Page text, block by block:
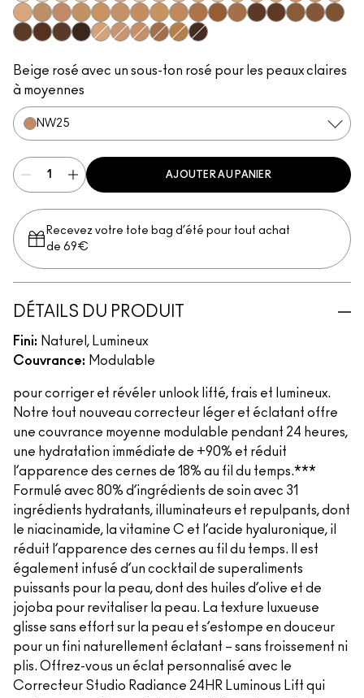
NC5​NW5​NC10​NC11​NW10​NW11​NC11.5​
NW13​NC14.5​
NC15​N12​NC17​NC17.5​
NC20​NW18​NC25​N18​
NW20​
NC27​NW25​NC30​NC35​NC37​NC40​NC42​NC44​
NW43​NW45​
Beige rosé avec un sous-ton rosé pour les peaux claires
à moyennes
NW25​
AJOUTER AU PANIER
Recevez votre tote bag d’été pour tout achat
de 69€
DÉTAILS DU PRODUIT
Fini: Naturel, Lumineux
Couvrance: Modulable
pour corriger et révéler unlook lifté, frais et lumineux.
Notre tout nouveau correcteur léger et éclatant offre
une couvrance moyenne modulable pendant 24 heures,
une hydratation immédiate de +90% et réduit
l’apparence des cernes de 18% au fil du temps.***
Formulé avec 80% d’ingrédients de soin avec 31
ingrédients hydratants, illuminateurs et repulpants, dont
le niacinamide, la vitamine C et l’acide hyaluronique, il
réduit l’apparence des cernes au fil du temps. Il est
également infusé d’un cocktail de superaliments
puissants pour la peau, dont des huiles d’olive et de
jojoba pour revitaliser la peau. La texture luxueuse
glisse sans effort sur la peau et s’estompe en douceur
pour un fini naturellement éclatant – sans froissement ni
plis. Offrez-vous un éclat personnalisé avec le
Correcteur Studio Radiance 24HR Luminous Lift qui